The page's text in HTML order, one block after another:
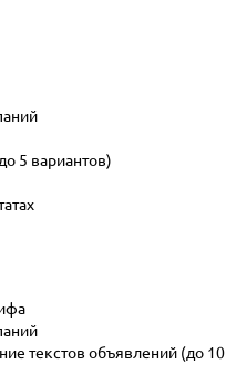
5 вариантов)
текстов объявлений (до 10